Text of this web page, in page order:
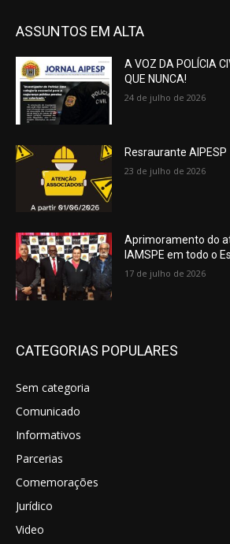
ASSUNTOS EM ALTA
A VOZ DA POLÍCIA
QUE NUNCA!
24 de julho de 2026
Resraurante AIPESP
23 de julho de 2026
Aprimoramento do
IAMSPE em todo o
17 de julho de 2026
CATEGORIAS POPULARES
Sem categoria
Comunicado
Informativos
Parcerias
Comemorações
Jurídico
Video